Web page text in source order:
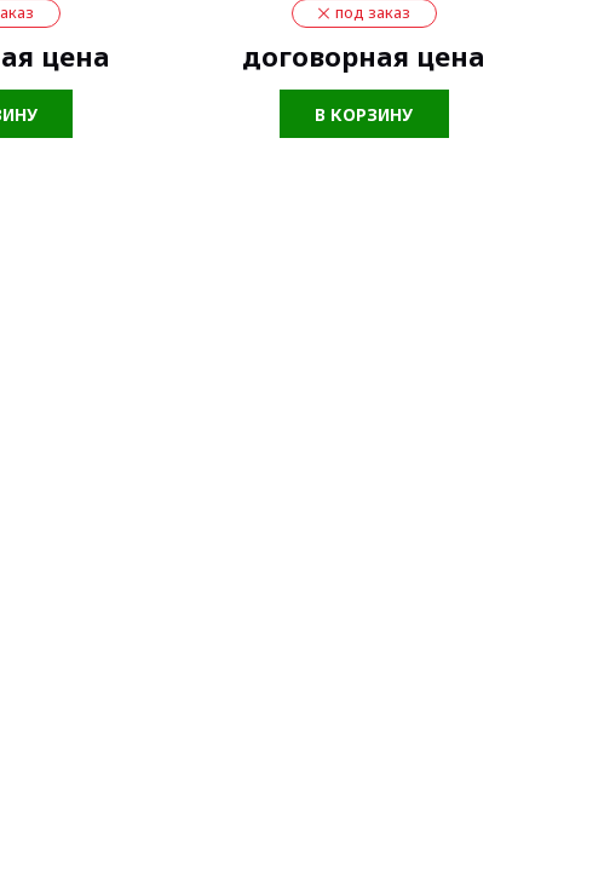
цена
под заказ
договорная цена
В КОРЗИНУ